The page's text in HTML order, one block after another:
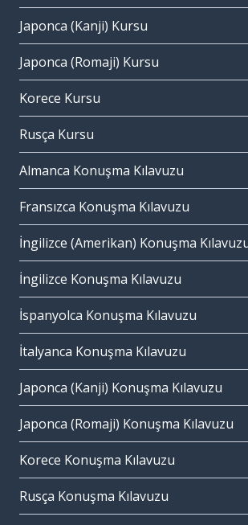
Japonca (Kanji) Kursu
Japonca (Romaji) Kursu
Korece Kursu
Rusça Kursu
Almanca Konuşma Kılavuzu
Fransızca Konuşma Kılavuzu
İngilizce (Amerikan) Konuşma
İngilizce Konuşma Kılavuzu
İspanyolca Konuşma Kılavuzu
İtalyanca Konuşma Kılavuzu
Japonca (Kanji) Konuşma Kılavuzu
Japonca (Romaji) Konuşma Kılavuzu
Korece Konuşma Kılavuzu
Rusça Konuşma Kılavuzu